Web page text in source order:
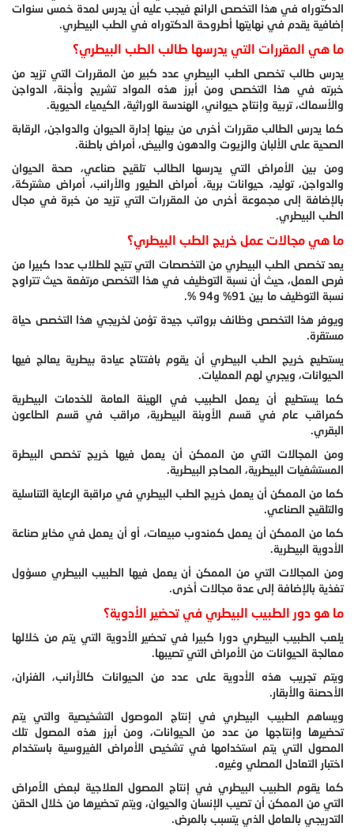
الدكتوراه في هذا التخصص الرائع فيجب عليه أن يدرس لمدة خمس سنوات
إضافية يقدم في نهايتها أطروحة الدكتوراه في الطب البيطري.
ما هي المقررات التي يدرسها طالب الطب البيطري؟
يدرس طالب تخصص الطب البيطري عدد كبير من المقررات التي تزيد من
خبرته في هذا التخصص ومن أبرز هذه المواد تشريح وأجنة، الدواجن
والأسماك، تربية وإنتاج حيواني، الهندسة الوراثية، الكيمياء الحيوية.
كما يدرس الطالب مقررات أخرى من بينها إدارة الحيوان والدواجن، الرقابة
الصحية على الألبان والزيوت والدهون والبيض، أمراض باطنة.
ومن بين الأمراض التي يدرسها الطالب تلقيح صناعي، صحة الحيوان
والدواجن، توليد، حيوانات برية، أمراض الطيور والأرانب، أمراض مشتركة،
بالإضافة إلى مجموعة أخرى من المقررات التي تزيد من خبرة في مجال
الطب البيطري.
ما هي مجالات عمل خريج الطب البيطري؟
يعد تخصص الطب البيطري من التخصصات التي تتيح للطلاب عددا كبيرا من
فرص العمل، حيث أن نسبة التوظيف في هذا التخصص مرتفعة حيث تتراوح
نسبة التوظيف ما بين 91% و94 %.
ويوفر هذا التخصص وظائف برواتب جيدة تؤمن لخريجي هذا التخصص حياة
مستقرة.
يستطيع خريج الطب البيطري أن يقوم بافتتاح عيادة بيطرية يعالج فيها
الحيوانات، ويجري لهم العمليات.
كما يستطيع أن يعمل الطبيب في الهيئة العامة للخدمات البيطرية
كمراقب عام في قسم الأوبئة البيطرية، مراقب في قسم الطاعون
البقري.
ومن المجالات التي من الممكن أن يعمل فيها خريج تخصص البيطرة
المستشفيات البيطرية، المحاجر البيطرية.
كما من الممكن أن يعمل خريج الطب البيطري في مراقبة الرعاية التناسلية
والتلقيح الصناعي.
كما من الممكن أن يعمل كمندوب مبيعات، أو أن يعمل في مخابر صناعة
الأدوية البيطرية.
ومن المجالات التي من الممكن أن يعمل فيها الطبيب البيطري مسؤول
تغذية بالإضافة إلى عدة مجالات أخرى.
ما هو دور الطبيب البيطري في تحضير الأدوية؟
يلعب الطبيب البيطري دورا كبيرا في تحضير الأدوية التي يتم من خلالها
معالجة الحيوانات من الأمراض التي تصيبها.
ويتم تجريب هذه الأدوية على عدد من الحيوانات كالأرانب، الفئران،
الأحصنة والأبقار.
ويساهم الطبيب البيطري في إنتاج الموصول التشخيصية والتي يتم
تحضيرها وإنتاجها من عدد من الحيوانات، ومن أبرز هذه المصول تلك
المصول التي يتم استخدامها في تشخيص الأمراض الفيروسية باستخدام
اختبار التعادل المصلي وغيره.
كما يقوم الطبيب البيطري في إنتاج المصول العلاجية لبعض الأمراض
التي من الممكن أن تصيب الإنسان والحيوان، ويتم تحضيرها من خلال الحقن
التدريجي بالعامل الذي يتسبب بالمرض.